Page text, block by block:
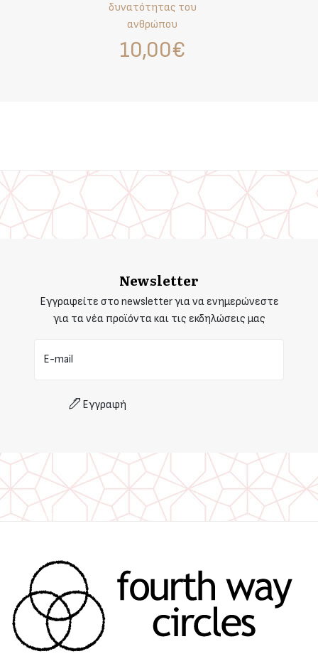
δυνατότητας του
ανθρώπου
10,00€
Newsletter
Εγγραφείτε στο newsletter για να ενημερώνεστε
για τα νέα προϊόντα και τις εκδηλώσεις μας
E-mail
Εγγραφή